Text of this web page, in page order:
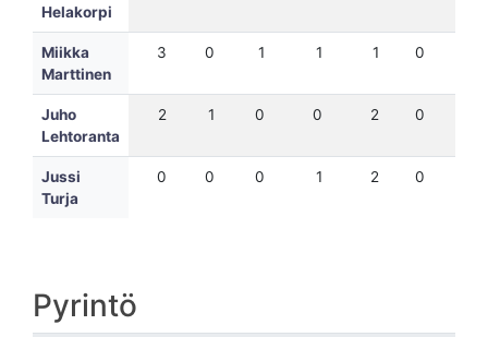
Helakorpi
Miikka
Marttinen
3 0 1 1 1 0
Juho
Lehtoranta
2 1 0 0 2 0
Jussi
Turja
0 0 0 1 2 0
Pyrintö